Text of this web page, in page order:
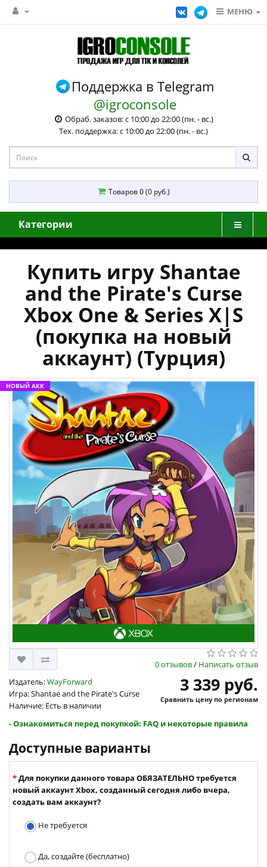
МЕНЮ
Поддержка в Telegram
@igroconsole
Обраб. заказов: с 10:00 до 22:00 (пн. - вс.)
Тех. поддержка: с 10:00 до 22:00 (пн. - вс.)
Товаров 0 (0 руб.)
Категории
Купить игру Shantae
and the Pirate's Curse
Xbox One & Series X|S
(покупка на новый
аккаунт) (Турция)
НОВЫЙ АКК
0 отзывов/ Написать отзыв
Издатель:WayForward
Игра: Shantae and the Pirate's Curse
Наличие: Есть в наличии
3 339 руб.
Сравнить цену по регионам
- Ознакомиться перед покупкой: FAQ и некоторые правила
Доступные варианты
Для покупки данного товара ОБЯЗАТЕЛЬНО требуется
новый аккаунт Xbox, созданный сегодня либо вчера,
создать вам аккаунт?
Не требуется
Да, создайте (бесплатно)